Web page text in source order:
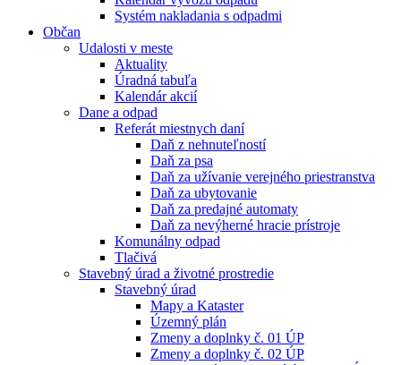
Systém nakladania s odpadmi
Občan
Udalosti v meste
Aktuality
Úradná tabuľa
Kalendár akcií
Dane a odpad
Referát miestnych daní
Daň z nehnuteľností
Daň za psa
Daň za užívanie verejného priestranstva
Daň za ubytovanie
Daň za predajné automaty
Daň za nevýherné hracie prístroje
Komunálny odpad
Tlačivá
Stavebný úrad a životné prostredie
Stavebný úrad
Mapy a Kataster
Územný plán
Zmeny a doplnky č. 01 ÚP
Zmeny a doplnky č. 02 ÚP